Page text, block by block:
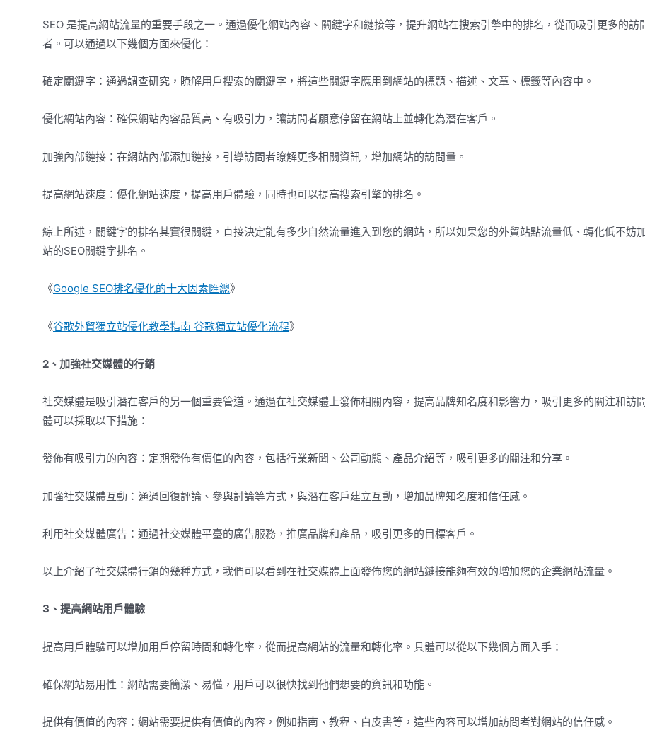
SEO 是提高網站流量的重要手段之一。通過優化網站內容、關鍵字和鏈接等，提升網站在搜索引擎中的排名，從而吸引更多的訪
者。可以通過以下幾個方面來優化：
確定關鍵字：通過調查研究，瞭解用戶搜索的關鍵字，將這些關鍵字應用到網站的標題、描述、文章、標籤等內容中。
優化網站內容：確保網站內容品質高、有吸引力，讓訪問者願意停留在網站上並轉化為潛在客戶。
加強內部鏈接：在網站內部添加鏈接，引導訪問者瞭解更多相關資訊，增加網站的訪問量。
提高網站速度：優化網站速度，提高用戶體驗，同時也可以提高搜索引擎的排名。
綜上所述，關鍵字的排名其實很關鍵，直接決定能有多少自然流量進入到您的網站，所以如果您的外貿站點流量低、轉化低不妨
站的SEO關鍵字排名。
《Google SEO排名優化的十大因素匯總》
《谷歌外貿獨立站優化教學指南 谷歌獨立站優化流程》
2、加強社交媒體的行銷
社交媒體是吸引潛在客戶的另一個重要管道。通過在社交媒體上發佈相關內容，提高品牌知名度和影響力，吸引更多的關注和訪
體可以採取以下措施：
發佈有吸引力的內容：定期發佈有價值的內容，包括行業新聞、公司動態、產品介紹等，吸引更多的關注和分享。
加強社交媒體互動：通過回復評論、參與討論等方式，與潛在客戶建立互動，增加品牌知名度和信任感。
利用社交媒體廣告：通過社交媒體平臺的廣告服務，推廣品牌和產品，吸引更多的目標客戶。
以上介紹了社交媒體行銷的幾種方式，我們可以看到在社交媒體上面發佈您的網站鏈接能夠有效的增加您的企業網站流量。
3、提高網站用戶體驗
提高用戶體驗可以增加用戶停留時間和轉化率，從而提高網站的流量和轉化率。具體可以從以下幾個方面入手：
確保網站易用性：網站需要簡潔、易懂，用戶可以很快找到他們想要的資訊和功能。
提供有價值的內容：網站需要提供有價值的內容，例如指南、教程、白皮書等，這些內容可以增加訪問者對網站的信任感。